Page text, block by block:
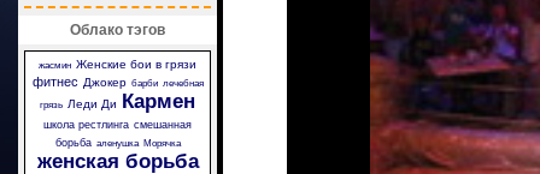
Облако тэгов
жасмин Женские бои в грязи
фитнес Джокер барби лечебная
грязь Леди Ди Кармен
школа рестлинга смешанная
борьба аленушка Морячка
женская борьба